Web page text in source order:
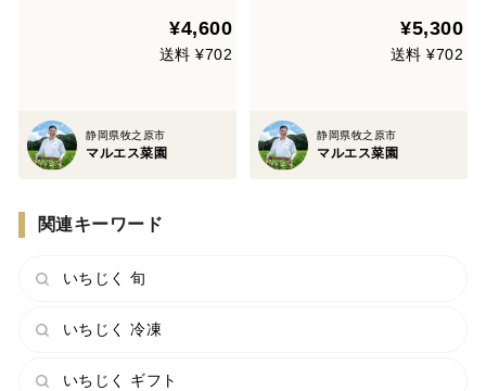
¥4,600
送料 ¥702
静岡県牧之原市
マルエス菜園
以外 ミツリッチ 母の日ギフ
¥5,300
送料 ¥702
静岡県牧之原市
マルエス菜園
関連キーワード
いちじく 旬
いちじく 冷凍
いちじく ギフト